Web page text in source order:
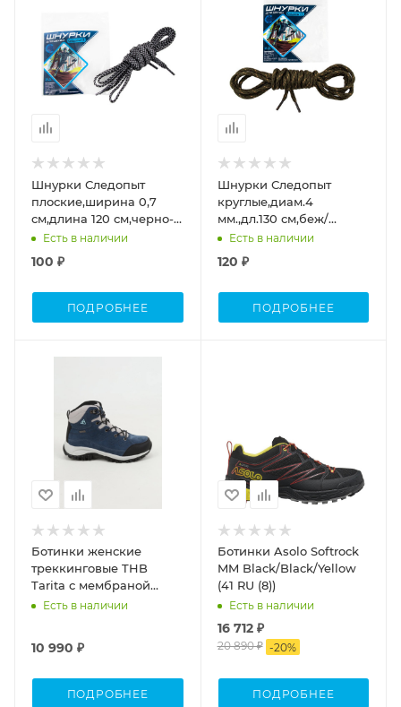
Шнурки Следопыт
плоские,ширина 0,7
см,длина 120 см,черно-
серый
Есть в наличии
100 ₽
ПОДРОБНЕЕ
Шнурки Следопыт
круглые,диам.4
мм.,дл.130 см,беж/
коричн/болотный
Есть в наличии
120 ₽
ПОДРОБНЕЕ
Ботинки женские
треккинговые THB
Tarita с мембраной
индиго (41)
Есть в наличии
10 990 ₽
ПОДРОБНЕЕ
Ботинки Asolo Softrock
MM Black/Black/Yellow
(41 RU (8))
Есть в наличии
16 712 ₽
20 890 ₽ -20%
ПОДРОБНЕЕ